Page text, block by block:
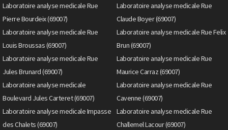
Laboratoire analyse medicale Rue
Pierre Bourdeix (69007)
Laboratoire analyse medicale Rue
Claude Boyer (69007)
Laboratoire analyse medicale Rue
Louis Broussas (69007)
Laboratoire analyse medicale Rue Felix
Brun (69007)
Laboratoire analyse medicale Rue
Jules Brunard (69007)
Laboratoire analyse medicale Rue
Maurice Carraz (69007)
Laboratoire analyse medicale
Boulevard Jules Carteret (69007)
Laboratoire analyse medicale Rue
Cavenne (69007)
Laboratoire analyse medicale Impasse
des Chalets (69007)
Laboratoire analyse medicale Rue
Challemel Lacour (69007)